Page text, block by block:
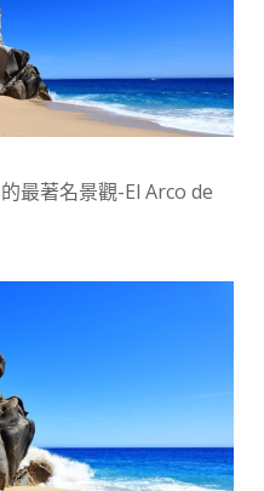
最著名景觀-El Arco de